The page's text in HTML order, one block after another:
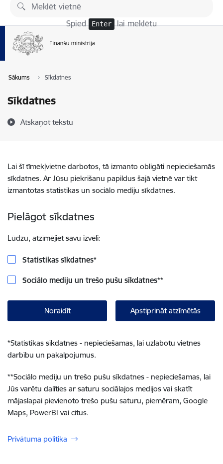
Pāriet uz lapas saturu
Spied Enter lai meklētu
Sākums Sīkdatnes
Sīkdatnes
Atskaņot tekstu
Lai šī tīmekļvietne darbotos, tā izmanto obligāti nepieciešamās
sīkdatnes. Ar Jūsu piekrišanu papildus šajā vietnē var tikt
izmantotas statistikas un sociālo mediju sīkdatnes.
Pielāgot sīkdatnes
Lūdzu, atzīmējiet savu izvēli:
Statistikas sīkdatnes*
Sociālo mediju un trešo pušu sīkdatnes**
Noraidīt Apstiprināt atzīmētās
*Statistikas sīkdatnes - nepieciešamas, lai uzlabotu vietnes
darbību un pakalpojumus.
**Sociālo mediju un trešo pušu sīkdatnes - nepieciešamas, lai
Jūs varētu dalīties ar saturu sociālajos medijos vai skatīt
mājaslapai pievienoto trešo pušu saturu, piemēram, Google
Maps, PowerBI vai citus.
Privātuma politika